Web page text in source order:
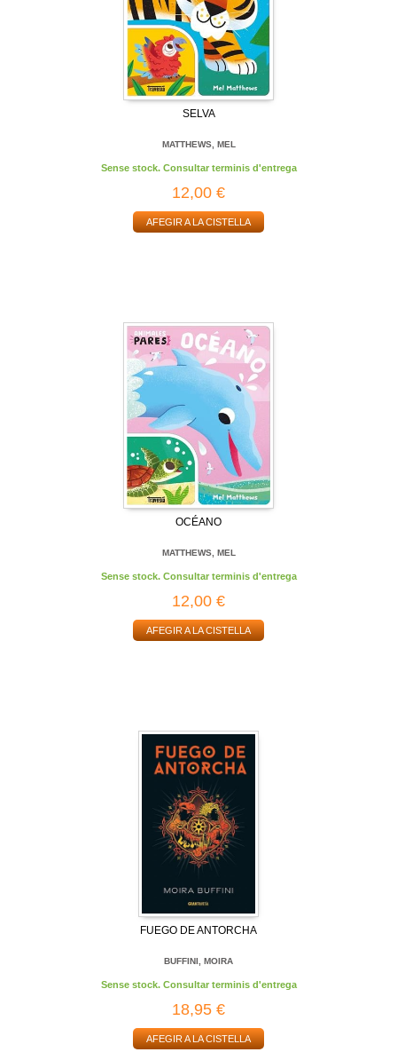
SELVA
MATTHEWS, MEL
Sense stock. Consultar terminis d'entrega
12,00 €
AFEGIR A LA CISTELLA
OCÉANO
MATTHEWS, MEL
Sense stock. Consultar terminis d'entrega
12,00 €
AFEGIR A LA CISTELLA
FUEGO DE ANTORCHA
BUFFINI, MOIRA
Sense stock. Consultar terminis d'entrega
18,95 €
AFEGIR A LA CISTELLA